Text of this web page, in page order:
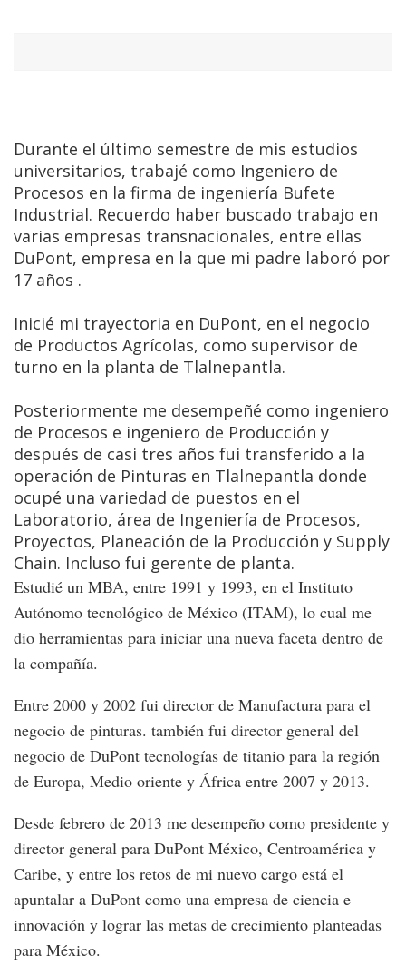
Durante el último semestre de mis estudios
universitarios, trabajé como Ingeniero de
Procesos en la firma de ingeniería Bufete
Industrial. Recuerdo haber buscado trabajo en
varias empresas transnacionales, entre ellas
DuPont, empresa en la que mi padre laboró por
17 años .
Inicié mi trayectoria en DuPont, en el negocio
de Productos Agrícolas, como supervisor de
turno en la planta de Tlalnepantla.
Posteriormente me desempeñé como ingeniero
de Procesos e ingeniero de Producción y
después de casi tres años fui transferido a la
operación de Pinturas en Tlalnepantla donde
ocupé una variedad de puestos en el
Laboratorio, área de Ingeniería de Procesos,
Proyectos, Planeación de la Producción y Supply
Chain. Incluso fui gerente de planta.
Estudié un MBA, entre 1991 y 1993, en el Instituto
Autónomo tecnológico de México (ITAM), lo cual me
dio herramientas para iniciar una nueva faceta dentro de
la compañía.
Entre 2000 y 2002 fui director de Manufactura para el
negocio de pinturas. también fui director general del
negocio de DuPont tecnologías de titanio para la región
de Europa, Medio oriente y África entre 2007 y 2013.
Desde febrero de 2013 me desempeño como presidente y
director general para DuPont México, Centroamérica y
Caribe, y entre los retos de mi nuevo cargo está el
apuntalar a DuPont como una empresa de ciencia e
innovación y lograr las metas de crecimiento planteadas
para México.